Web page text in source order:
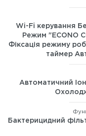
Wi-Fi керування
Режим "ECONO
Фіксація режиму
таймер
Автоматичний
Бактерицидний